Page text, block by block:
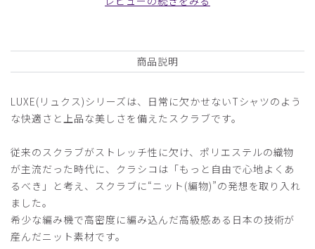
ピックアップレビュー
ラーテル様
購入確認済み
年齢:
生地が良いです。
絹のような生地で、見た目に光沢があり着心地も良いです。
商品説明
LUXE(リュクス)シリーズは、日常に欠かせないTシャツのよう
な快適さと上品な美しさを備えたスクラブです。
従来のスクラブがストレッチ性に欠け、ポリエステルの織物
が主流だった時代に、クラシコは「もっと自由で心地よくあ
るべき」と考え、スクラブに“ニット(編物)”の発想を取り入れ
ました。
希少な編み機で高密度に編み込んだ高級感ある日本の技術が
産んだニット素材です。